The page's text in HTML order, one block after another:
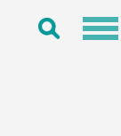
Toggle